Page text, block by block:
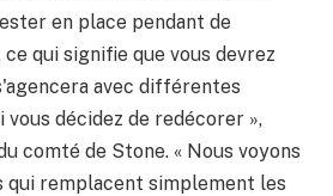
en place pendant de
ce qui signifie que vous devrez
avec différentes
décidez de redécorer »,
comté de Stone. « Nous voyons
qui remplacent simplement les